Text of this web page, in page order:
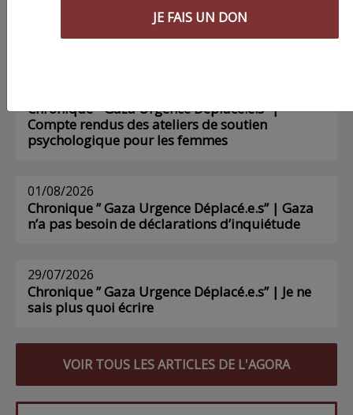
AGORA
Chronique ” Gaza Urgence Déplacé.e.s” |
Compte rendus des ateliers de soutien
psychologique pour les femmes
01/08/2026
Chronique ” Gaza Urgence Déplacé.e.s” | Gaza
n’a pas besoin de déclarations d’inquiétude
29/07/2026
Chronique ” Gaza Urgence Déplacé.e.s” | Je ne
sais plus quoi écrire
VOIR TOUS LES ARTICLES DE L'AGORA
JE FAIS UN DON